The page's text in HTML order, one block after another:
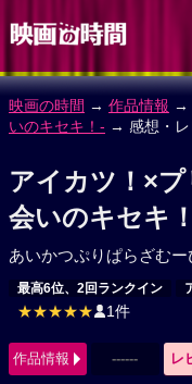
映画の時間 → 作品情報 →
いのキセキ！- → 感想・レ
アイカツ！×
会いのキセキ
あいかつぷりぱらざむ
最高6位、2回ランクイン
★★★★★ 1件
作品情報 ------ レ